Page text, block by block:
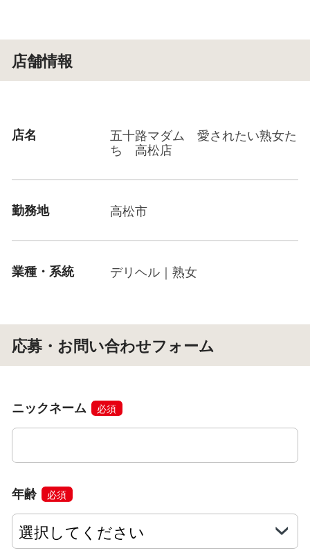
店舗情報
店名
五十路マダム 愛されたい熟女た
ち 高松店
勤務地 高松市
業種・系統 デリヘル｜熟女
応募・お問い合わせフォーム
ニックネーム 必須
年齢 必須